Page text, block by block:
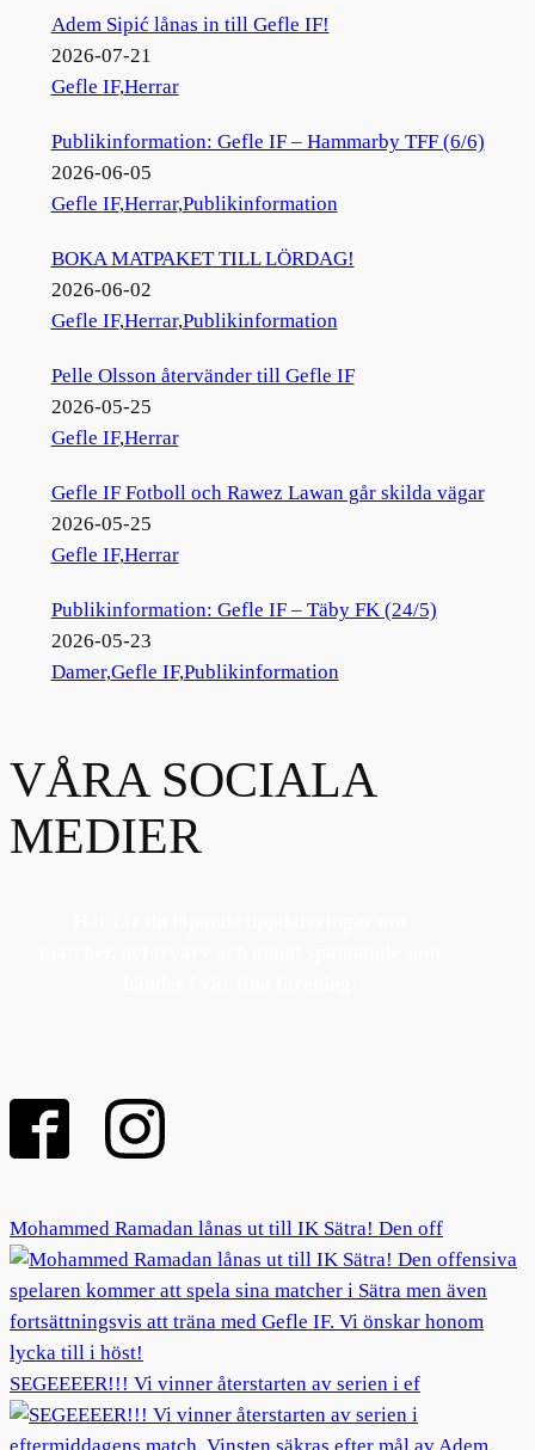
Adem Sipić lånas in till Gefle IF!
2026-07-21
Gefle IF,Herrar
Publikinformation: Gefle IF – Hammarby TFF (6/6)
2026-06-05
Gefle IF,Herrar,Publikinformation
BOKA MATPAKET TILL LÖRDAG!
2026-06-02
Gefle IF,Herrar,Publikinformation
Pelle Olsson återvänder till Gefle IF
2026-05-25
Gefle IF,Herrar
Gefle IF Fotboll och Rawez Lawan går skilda vägar
2026-05-25
Gefle IF,Herrar
Publikinformation: Gefle IF – Täby FK (24/5)
2026-05-23
Damer,Gefle IF,Publikinformation
VÅRA SOCIALA
MEDIER
Mohammed Ramadan lånas ut till IK Sätra! Den off
SEGEEEER!!! Vi vinner återstarten av serien i ef